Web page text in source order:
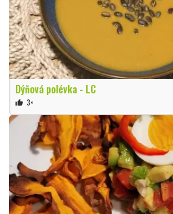
Dýňová polévka - LC
thumb_up 3×